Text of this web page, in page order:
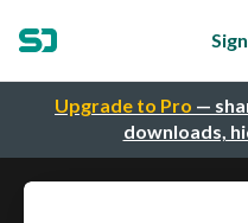
Upgrade to Pro —
downloads,